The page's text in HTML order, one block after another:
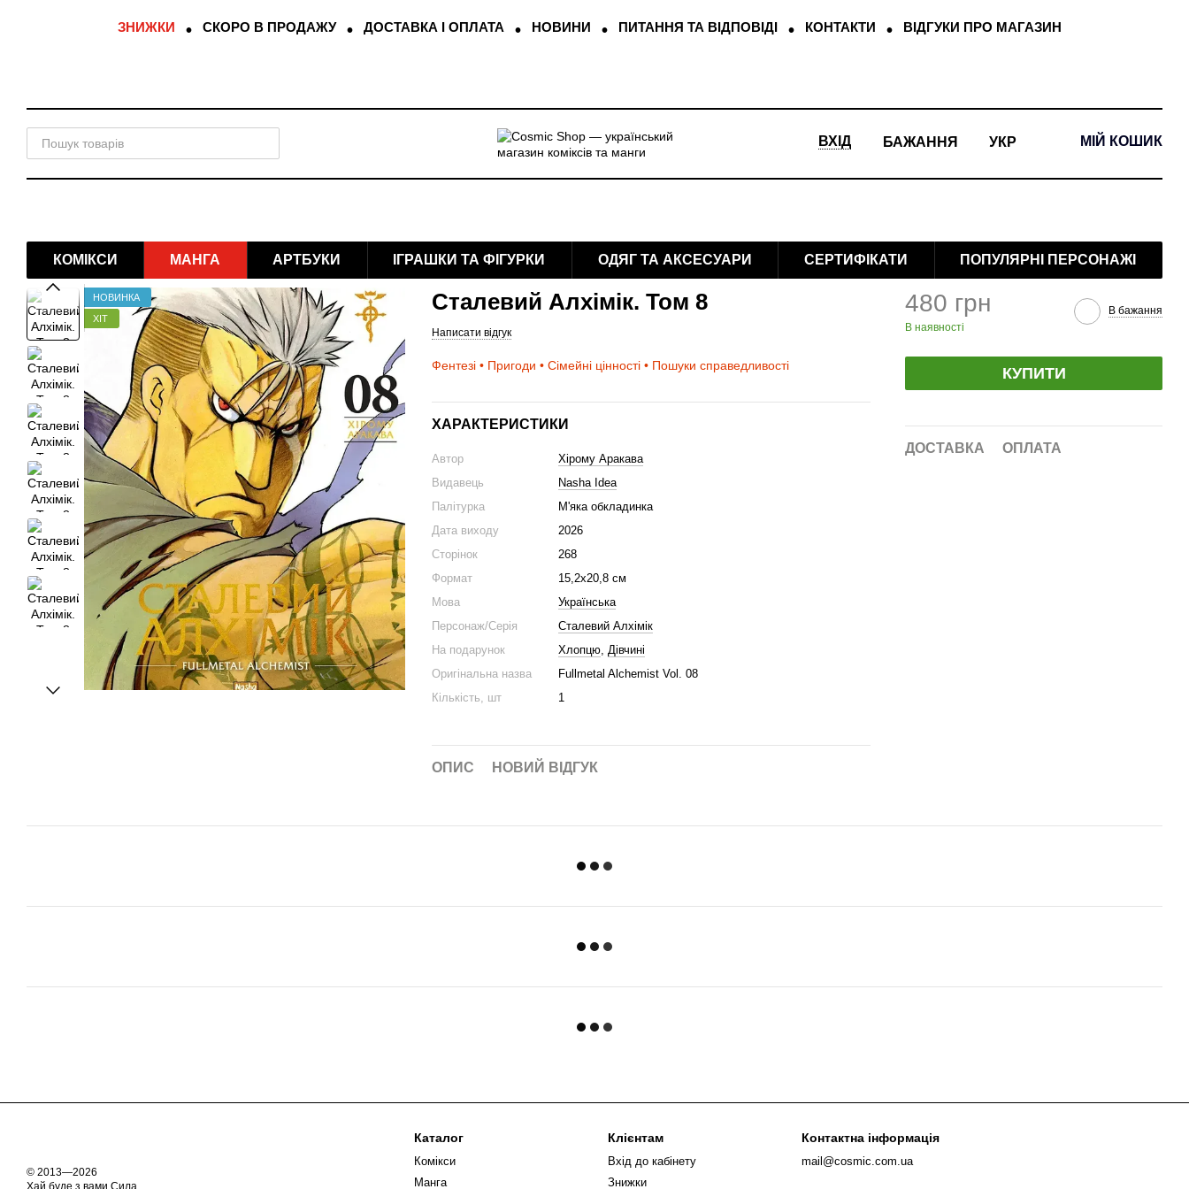
ЗНИЖКИ СКОРО В ПРОДАЖУ ДОСТАВКА І ОПЛАТА НОВИНИ ПИТАННЯ ТА ВІДПОВІДІ КОНТАКТИ ВІДГУКИ ПРО МАГАЗИН
ВХІД БАЖАННЯ УКР МІЙ КОШИК
КОМІКСИ МАНГА АРТБУКИ ІГРАШКИ ТА ФІГУРКИ ОДЯГ ТА АКСЕСУАРИ СЕРТИФІКАТИ ПОПУЛЯРНІ ПЕРСОНАЖІ
НОВИНКА
ХІТ
Сталевий Алхімік. Том 8
Написати відгук
Фентезі • Пригоди • Сімейні цінності • Пошуки справедливості
ХАРАКТЕРИСТИКИ
Автор
Хірому Аракава
Видавець
Nasha Idea
Палітурка
М'яка обкладинка
Дата виходу
2026
Сторінок
268
Формат
15,2x20,8 cм
Мова
Українська
Персонаж/Серія
Сталевий Алхімік
На подарунок
Хлопцю, Дівчині
Оригінальна назва
Fullmetal Alchemist Vol. 08
Кількість, шт
1
ОПИС НОВИЙ ВІДГУК
480 грн
В наявності
В бажання
КУПИТИ
ДОСТАВКА ОПЛАТА
© 2013—2026
Хай буде з вами Сила
Каталог
Комікси
Манга
Клієнтам
Вхід до кабінету
Знижки
Контактна інформація
mail@cosmic.com.ua